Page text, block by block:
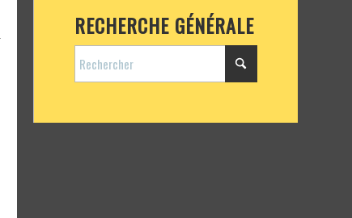
RECHERCHE GÉNÉRALE